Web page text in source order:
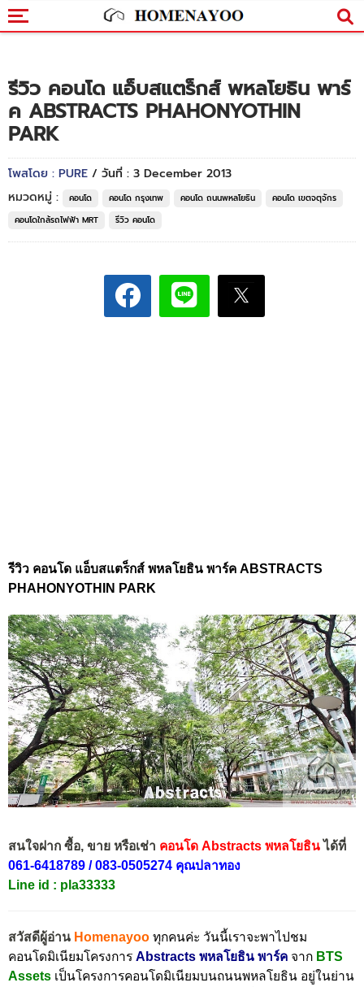
รีวิว คอนโด แอ็บสแตร็กส์ พหลโยธิน พาร์
ค ABSTRACTS PHAHONYOTHIN
PARK
โพสโดย : PURE / วันที่ : 3 December 2013
หมวดหมู่ :
คอนโด คอนโด กรุงเทพ คอนโด ถนนพหลโยธิน
คอนโด เขตจตุจักร
คอนโดใกล้รถไฟฟ้า MRT
รีวิว คอนโด
รีวิว คอนโด แอ็บสแตร็กส์ พหลโยธิน พาร์ค ABSTRACTS
PHAHONYOTHIN PARK
สนใจฝาก ซื้อ, ขาย หรือเช่า คอนโด Abstracts พหลโยธินได้ที่
061-6418789 / 083-0505274 คุณปลาทอง
Line id : pla33333
สวัสดีผู้อ่าน Homenayoo ทุกคนค่ะ วันนี้เราจะพาไปชม
คอนโดมิเนียมโครงการ Abstracts พหลโยธิน พาร์ค จาก BTS
Assets เป็นโครงการคอนโดมิเนียมบนถนนพหลโยธิน อยู่ในย่าน